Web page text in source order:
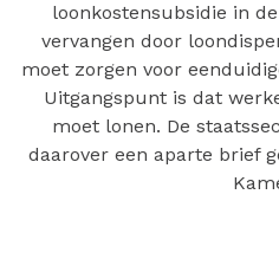
loonkostensubsidie in
vervangen door
moet zorgen voor
Uitgangspunt is dat
moet lonen. De
daarover een aparte brief